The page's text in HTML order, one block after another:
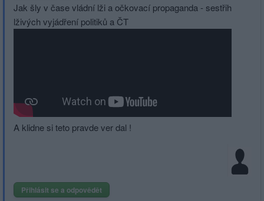
Jak šly v čase vládní lži a očkovací propaganda - sestřih
lživých vyjádření politiků a ČT
A klidne si teto pravde ver dal !
Přihlásit se a odpovědět